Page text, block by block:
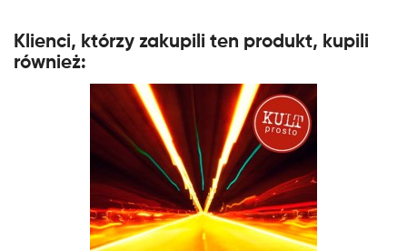
Klienci, którzy zakupili ten produkt, kupili
również: